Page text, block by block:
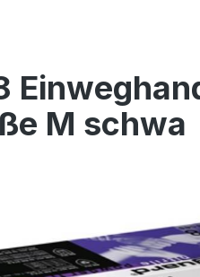
M schwa